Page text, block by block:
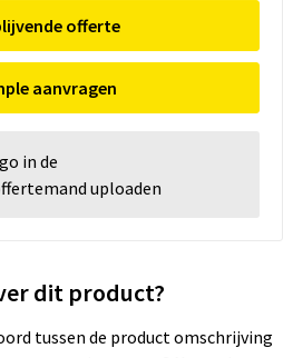
offerte
aanvragen
in de
uploaden
dit product?
tussen de product omschrijving